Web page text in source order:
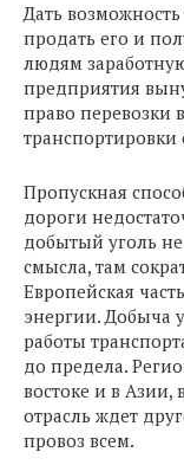
Дать
продать его и
людям
предприятия
право перевозки
транспортировки
Пропускная
дороги
добытый уголь не
смысла, там
Европейская
энергии. Добыча
работы
до предела.
востоке и в Азии,
отрасль ждет
провоз всем.